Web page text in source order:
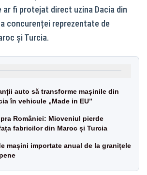
ar fi protejat direct uzina Dacia din
concurenței reprezentate de
și Turcia.
auto să transforme mașinile din
în vehicule „Made in EU”
României: Mioveniul pierde
fabricilor din Maroc și Turcia
mașini importate anual de la granițele